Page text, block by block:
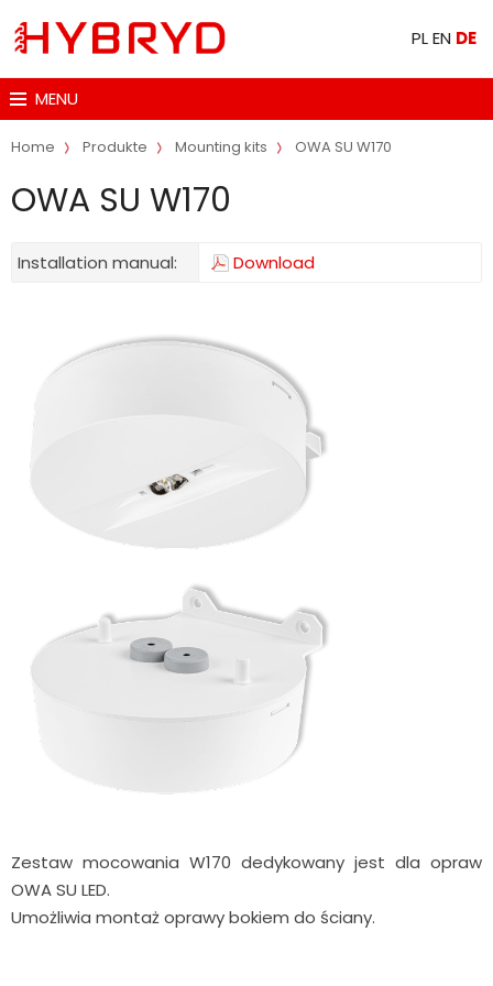
PLEN DE
MENU
Home Produkte Mounting kits OWA SU W170
OWA SU W170
Installation manual: Download
Zestaw mocowania W170 dedykowany jest dla opraw
OWA SU LED.
Umożliwia montaż oprawy bokiem do ściany.